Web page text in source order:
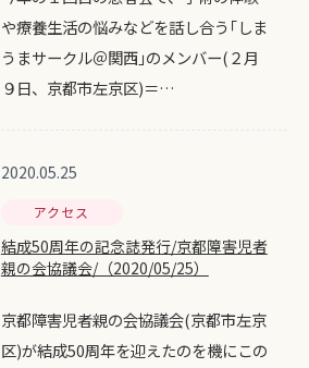
や療養生活の悩みなどを話し合う｢しま
うまサークル＠関西｣のメンバー(２月
９日、京都市左京区)＝…
2020.05.25
アクセス
結成50周年の記念誌発行/京都障害児者
親の会協議会/（2020/05/25）
京都障害児者親の会協議会(京都市左京
区)が結成50周年を迎えたのを機にこの